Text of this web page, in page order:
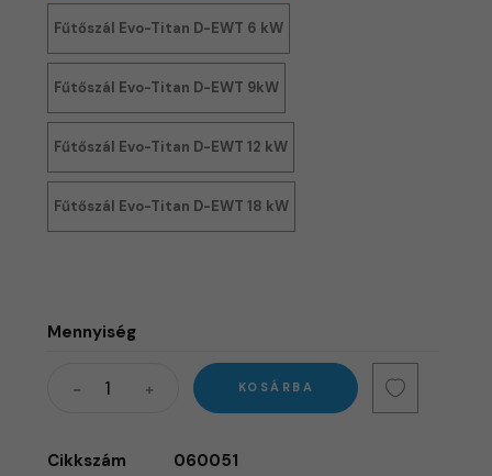
Fűtőszál Evo-Titan D-EWT 6 kW
Fűtőszál Evo-Titan D-EWT 9kW
Fűtőszál Evo-Titan D-EWT 12 kW
Fűtőszál Evo-Titan D-EWT 18 kW
Mennyiség
KOSÁRBA
Cikkszám
060051